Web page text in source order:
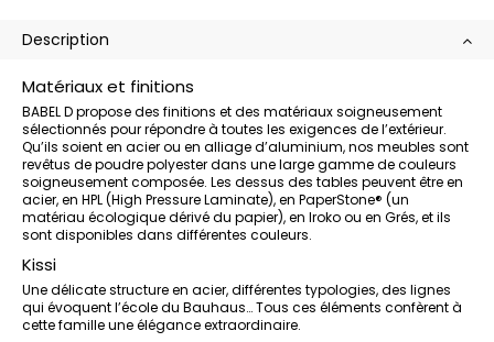
Description
Matériaux et finitions
BABEL D propose des finitions et des matériaux soigneusement
sélectionnés pour répondre à toutes les exigences de l’extérieur.
Qu’ils soient en acier ou en alliage d’aluminium, nos meubles sont
revêtus de poudre polyester dans une large gamme de couleurs
soigneusement composée. Les dessus des tables peuvent être en
acier, en HPL (High Pressure Laminate), en PaperStone® (un
matériau écologique dérivé du papier), en Iroko ou en Grés, et ils
sont disponibles dans différentes couleurs.
Kissi
Une délicate structure en acier, différentes typologies, des lignes
qui évoquent l’école du Bauhaus… Tous ces éléments confèrent à
cette famille une élégance extraordinaire.